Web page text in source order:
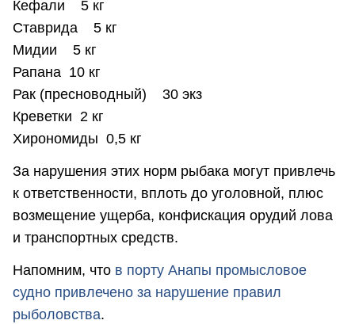
Кефали 5 кг
Ставрида 5 кг
Мидии 5 кг
Рапана 10 кг
Рак (пресноводный) 30 экз
Креветки 2 кг
Хирономиды 0,5 кг
За нарушения этих норм рыбака могут привлечь
к ответственности, вплоть до уголовной, плюс
возмещение ущерба, конфискация орудий лова
и транспортных средств.
Напомним, что в порту Анапы промысловое
судно привлечено за нарушение правил
рыболовства.